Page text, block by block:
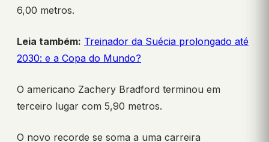
6,00 metros.
Leia também: Treinador da Suécia prolongado até
2030: e a Copa do Mundo?
O americano Zachery Bradford terminou em
terceiro lugar com 5,90 metros.
O novo recorde se soma a uma carreira